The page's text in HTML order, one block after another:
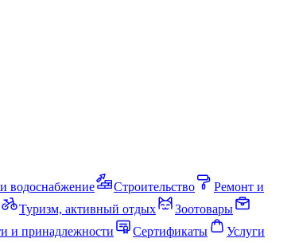
водоснабжение Строительство
Ремонт и
Туризм, активный отдых
Зоотовары
и принадлежности Сертификаты
Услуги